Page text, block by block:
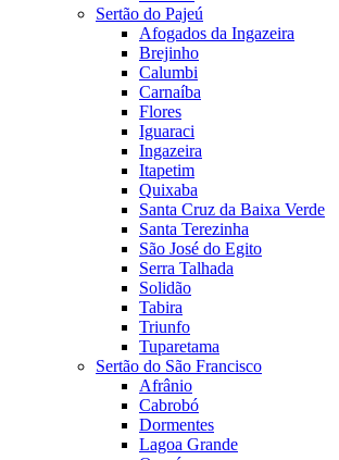
Sertão do Pajeú
Afogados da Ingazeira
Brejinho
Calumbi
Carnaíba
Flores
Iguaraci
Ingazeira
Itapetim
Quixaba
Santa Cruz da Baixa Verde
Santa Terezinha
São José do Egito
Serra Talhada
Solidão
Tabira
Triunfo
Tuparetama
Sertão do São Francisco
Afrânio
Cabrobó
Dormentes
Lagoa Grande